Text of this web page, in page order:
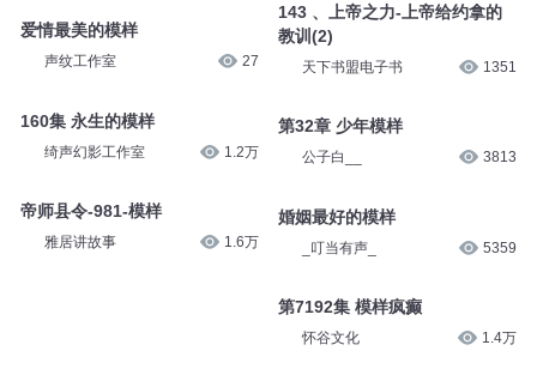
爱情最美的模样
声纹工作室 27
160集 永生的模样
绮声幻影工作室 1.2万
帝师县令-981-模样
雅居讲故事 1.6万
143 、上帝之力-上帝给约拿的
教训(2)
天下书盟电子书 1351
第32章 少年模样
公子白__ 3813
婚姻最好的模样
_叮当有声_ 5359
第7192集 模样疯癫
怀谷文化 1.4万